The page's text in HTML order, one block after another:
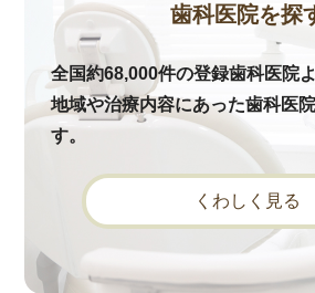
歯科医院を探
全国約68,000件の登録歯科医院
地域や治療内容にあった歯科医
す。
くわしく見る